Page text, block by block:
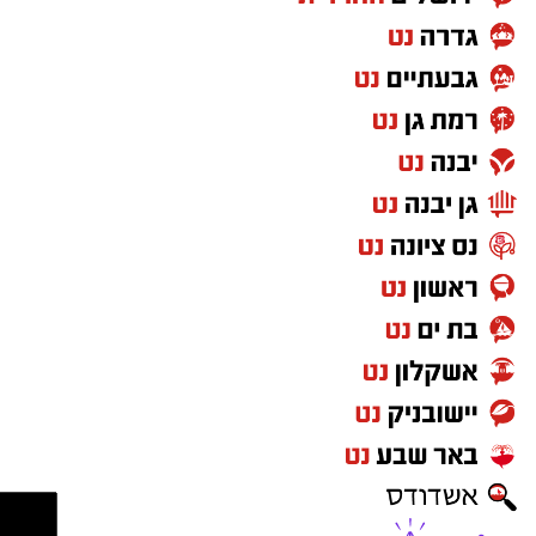
זאת, באר שבע שומרת על מעמדה כאחד ממוקדי
המסחר המרכזיים ביד שנייה בארץ לצד ירושלים
וחיפה.
ברמת המאקרו האזורית, מחוז הדרום ממשיך להוות
מנוע מרכזי בשוק הדיור הארצי והוא אחראי על
כ-21.2% מסך הדירות שנמכרו בכלל הארץ
(כ-24% מסך הדירות החדשות הארציות).
בגזרת המחירים, מדד מחירי הדירות במחוז הדרום
לעומת החודשיים שקדמו להם, אך בראייה שנתית
(השוואה לאפריל-מאי אשתקד) נרשמה במחוז
ירידת מחירים מתונה של כ-0.5%.